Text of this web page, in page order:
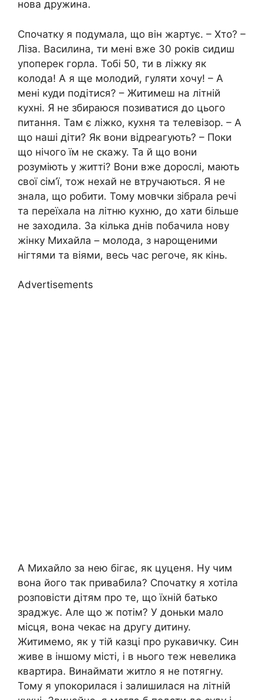
нова дружина.
Спочатку я подумала, що він жартує. – Хто? –
Ліза. Василина, ти мені вже 30 років сидиш
упоперек горла. Тобі 50, ти в ліжку як
колода! А я ще молодий, гуляти хочу! – А
мені куди подітися? – Житимеш на літній
кухні. Я не збираюся позиватися до цього
питання. Там є ліжко, кухня та телевізор. – А
що наші діти? Як вони відреагують? – Поки
що нічого їм не скажу. Та й що вони
розуміють у житті? Вони вже дорослі, мають
свої сім’ї, тож нехай не втручаються. Я не
знала, що робити. Тому мовчки зібрала речі
та переїхала на літню кухню, до хати більше
не заходила. За кілька днів побачила нову
жінку Михайла – молода, з нарощеними
нігтями та віями, весь час регоче, як кінь.
Advertisements
А Михайло за нею бігає, як цуценя. Ну чим
вона його так привабила? Спочатку я хотіла
розповісти дітям про те, що їхній батько
зраджує. Але що ж потім? У доньки мало
місця, вона чекає на другу дитину.
Житимемо, як у тій казці про рукавичку. Син
живе в іншому місті, і в нього теж невелика
квартира. Винаймати житло я не потягну.
Тому я упокорилася і залишилася на літній